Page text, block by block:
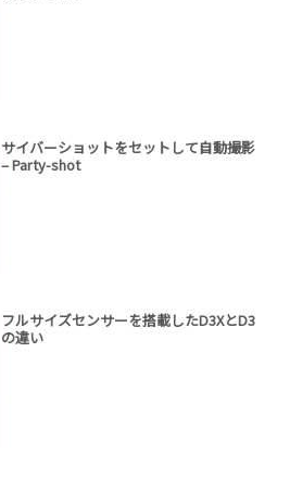
サイバーショットをセットして自動撮影
– Party-shot
フルサイズセンサーを搭載したD3XとD3
の違い